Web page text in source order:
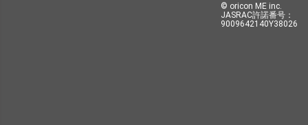
© oricon ME inc.
JASRAC許諾番号：
9009642140Y38026